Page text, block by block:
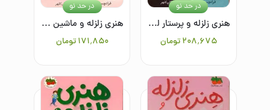
هنری زلزله و پرستار لولو خورخوره 4
۲۰۸٬۶۷۵ تومان
در حد نو
هنری زلزله و ماشین زمان 9
۱۷۱٬۸۵۰ تومان
در حد نو